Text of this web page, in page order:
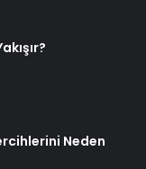
Neden